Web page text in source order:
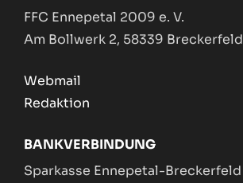
FFC Ennepetal 2009 e. V.
Am Bollwerk 2, 58339 Breckerfeld
Webmail
Redaktion
BANKVERBINDUNG
Sparkasse Ennepetal-Breckerfeld